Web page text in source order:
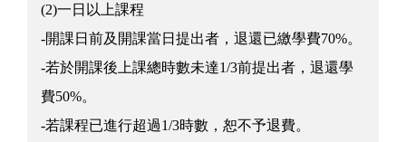
(2)一日以上課程
-開課日前及開課當日提出者，退還已繳學費70%。
-若於開課後上課總時數未達1/3前提出者，退還學
費50%。
-若課程已進行超過1/3時數，恕不予退費。